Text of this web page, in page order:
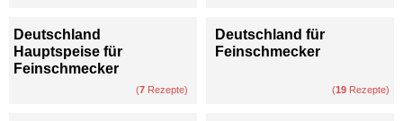
Deutschland
Hauptspeise für
Feinschmecker
(7 Rezepte)
Deutschland für
Feinschmecker
(19 Rezepte)